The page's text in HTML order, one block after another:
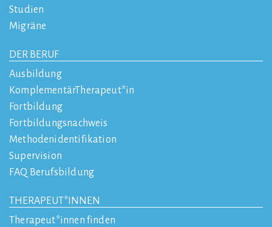
Studien
Migräne
DER BERUF
Ausbildung
KomplementärTherapeut*in
Fortbildung
Fortbildungsnachweis
Methodenidentifikation
Supervision
FAQ Berufsbildung
THERAPEUT*INNEN
Therapeut*innen finden